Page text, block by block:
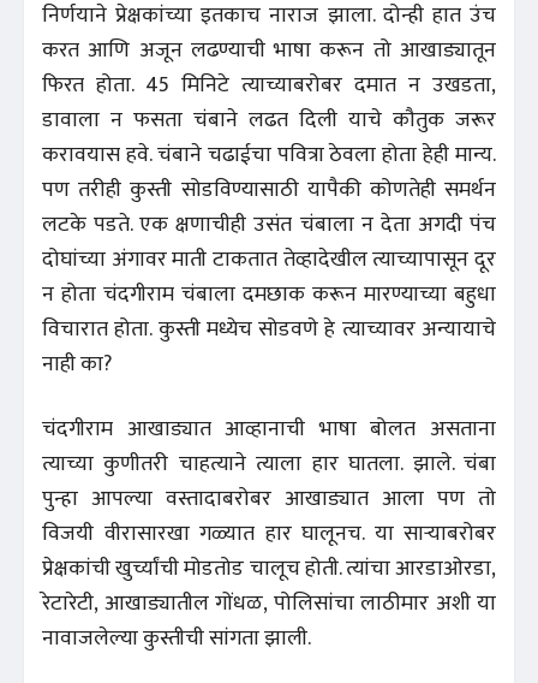
निर्णयाने प्रेक्षकांच्या इतकाच नाराज झाला. दोन्ही हात उंच
करत आणि अजून लढण्याची भाषा करून तो आखाड्यातून
फिरत होता. 45 मिनिटे त्याच्याबरोबर दमात न उखडता,
डावाला न फसता चंबाने लढत दिली याचे कौतुक जरूर
करावयास हवे. चंबाने चढाईचा पवित्रा ठेवला होता हेही मान्य.
पण तरीही कुस्ती सोडविण्यासाठी यापैकी कोणतेही समर्थन
लटके पडते. एक क्षणाचीही उसंत चंबाला न देता अगदी पंच
दोघांच्या अंगावर माती टाकतात तेव्हादेखील त्याच्यापासून दूर
न होता चंदगीराम चंबाला दमछाक करून मारण्याच्या बहुधा
विचारात होता. कुस्ती मध्येच सोडवणे हे त्याच्यावर अन्यायाचे
नाही का?
चंदगीराम आखाड्यात आव्हानाची भाषा बोलत असताना
त्याच्या कुणीतरी चाहत्याने त्याला हार घातला. झाले. चंबा
पुन्हा आपल्या वस्तादाबरोबर आखाड्यात आला पण तो
विजयी वीरासारखा गळ्यात हार घालूनच. या साऱ्याबरोबर
प्रेक्षकांची खुर्च्यांची मोडतोड चालूच होती. त्यांचा आरडाओरडा,
रेटारेटी, आखाड्यातील गोंधळ, पोलिसांचा लाठीमार अशी या
नावाजलेल्या कुस्तीची सांगता झाली.